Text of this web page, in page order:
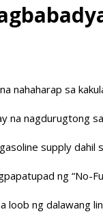
nahaharap sa
na nagdurugtong
supply
ng “No-
loob ng dalawang